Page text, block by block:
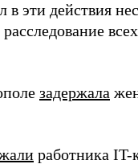
в эти действия
задержала
работника